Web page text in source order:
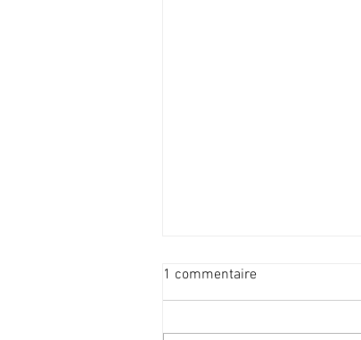
1 commentaire